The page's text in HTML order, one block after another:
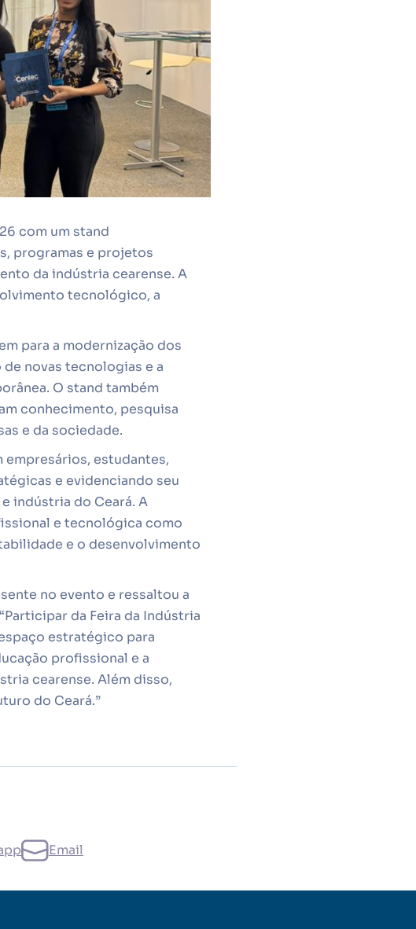
com um stand
programas e projetos
da indústria cearense. A
tecnológico, a
para a modernização dos
novas tecnologias e a
O stand também
conhecimento, pesquisa
e da sociedade.
estudantes,
e evidenciando seu
indústria do Ceará. A
e tecnológica como
e o desenvolvimento
no evento e ressaltou a
da Feira da Indústria
estratégico para
profissional e a
cearense. Além disso,
do Ceará.”
Email